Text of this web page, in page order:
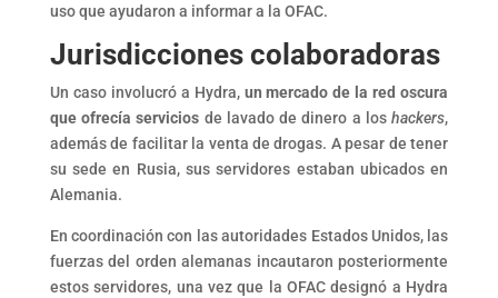
uso que ayudaron a informar a la OFAC.
Jurisdicciones colaboradoras
Un caso involucró a Hydra, un mercado de la red oscura
que ofrecía servicios de lavado de dinero a loshackers,
además de facilitar la venta de drogas. A pesar de tener
su sede en Rusia, sus servidores estaban ubicados en
Alemania.
En coordinación con las autoridades Estados Unidos, las
fuerzas del orden alemanas incautaron posteriormente
estos servidores, una vez que la OFAC designó a Hydra